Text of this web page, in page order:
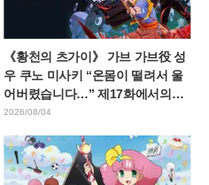
《황천의 츠가이》 가브 가브役 성
우 쿠노 미사키 “온몸이 떨려서 울
어버렸습니다…” 제17화에서의
“혼신의 명연” 비하인드를 밝히다
2026/08/04